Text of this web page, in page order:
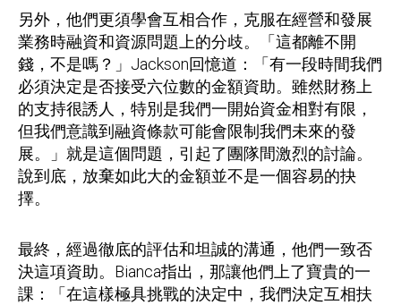
另外，他們更須學會互相合作，克服在經營和發展
業務時融資和資源問題上的分歧。「這都離不開
錢，不是嗎？」Jackson回憶道：「有一段時間我們
必須決定是否接受六位數的金額資助。雖然財務上
的支持很誘人，特別是我們一開始資金相對有限，
但我們意識到融資條款可能會限制我們未來的發
展。」就是這個問題，引起了團隊間激烈的討論。
說到底，放棄如此大的金額並不是一個容易的抉
擇。
最終，經過徹底的評估和坦誠的溝通，他們一致否
決這項資助。Bianca指出，那讓他們上了寶貴的一
課：「在這樣極具挑戰的決定中，我們決定互相扶